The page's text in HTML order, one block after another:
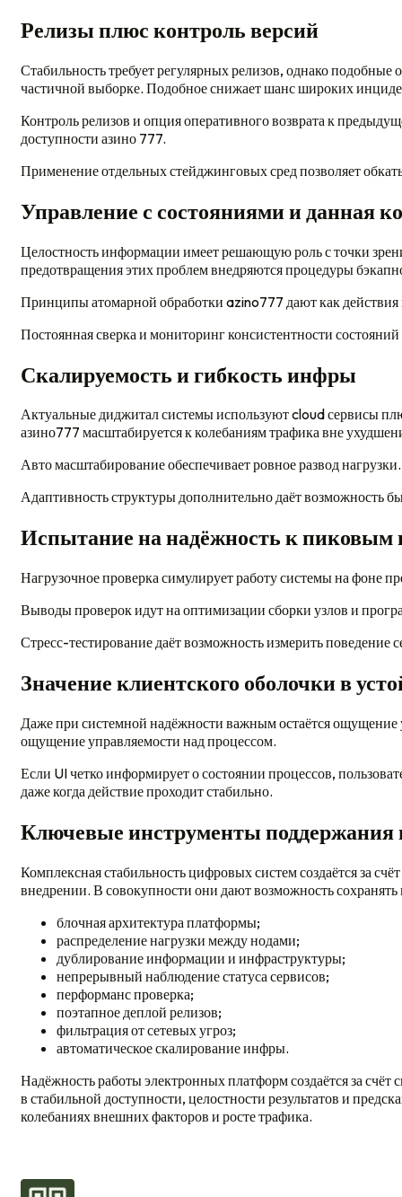
Релизы плюс контроль версий
Стабильность требует регулярных релизов, однако подобные
частичной выборке. Подобное снижает шанс широких
Контроль релизов и опция оперативного возврата к
доступности азино 777.
Применение отдельных стейджинговых сред позволяет
Управление с состояниями и данная
Целостность информации имеет решающую роль с точки
предотвращения этих проблем внедряются процедуры
Принципы атомарной обработки azino777 дают как
Постоянная сверка и мониторинг консистентности
Скалируемость и гибкость инфры
Актуальные диджитал системы используют cloud сервисы
азино777 масштабируется к колебаниям трафика вне
Авто масштабирование обеспечивает ровное развод
Адаптивность структуры дополнительно даёт возможность
Испытание на надёжность к пиковым
Нагрузочное проверка симулирует работу системы на фоне
Выводы проверок идут на оптимизации сборки узлов и
Стресс-тестирование даёт возможность измерить поведение
Значение клиентского оболочки в
Даже при системной надёжности важным остаётся
ощущение управляемости над процессом.
Если UI четко информирует о состоянии процессов,
даже когда действие проходит стабильно.
Ключевые инструменты поддержания
Комплексная стабильность цифровых систем создаётся за
внедрении. В совокупности они дают возможность
блочная архитектура платформы;
распределение нагрузки между нодами;
дублирование информации и инфраструктуры;
непрерывный наблюдение статуса сервисов;
перформанс проверка;
поэтапное деплой релизов;
фильтрация от сетевых угроз;
автоматическое скалирование инфры.
Надёжность работы электронных платформ создаётся за
в стабильной доступности, целостности результатов и
колебаниях внешних факторов и росте трафика.